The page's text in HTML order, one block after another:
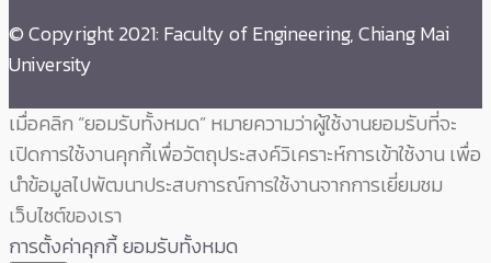
© Copyright 2021: Faculty of Engineering, Chiang Mai
University
เมื่อคลิก “ยอมรับทั้งหมด” หมายความว่าผู้ใช้งานยอมรับที่จะ
เปิดการใช้งานคุกกี้เพื่อวัตถุประสงค์วิเคราะห์การเข้าใช้งาน เพื่อ
นำข้อมูลไปพัฒนาประสบการณ์การใช้งานจากการเยี่ยมชม
เว็บไซต์ของเรา
การตั้งค่าคุกกี้ยอมรับทั้งหมด